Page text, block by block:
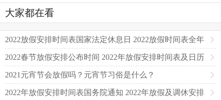
大家都在看
2022放假安排时间表国家法定休息日 2022放假时间表全年
2022春节放假安排公布时间 2022年放假安排时间表及日历
2021元宵节会放假吗？元宵节习俗是什么？
2022年放假安排时间表国务院通知 2022年放假及调休安排